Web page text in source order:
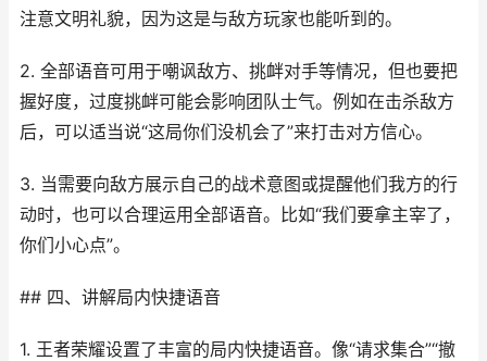
注意文明礼貌，因为这是与敌方玩家也能听到的。
2. 全部语音可用于嘲讽敌方、挑衅对手等情况，但也要把
握好度，过度挑衅可能会影响团队士气。例如在击杀敌方
后，可以适当说“这局你们没机会了”来打击对方信心。
3. 当需要向敌方展示自己的战术意图或提醒他们我方的行
动时，也可以合理运用全部语音。比如“我们要拿主宰了，
你们小心点”。
## 四、讲解局内快捷语音
1. 王者荣耀设置了丰富的局内快捷语音。像“请求集合”“撤